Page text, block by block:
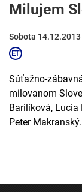
Milujem
Sobota 14.12.2013
Súťažno-
milovanom
Barilíková,
Peter Makranský.